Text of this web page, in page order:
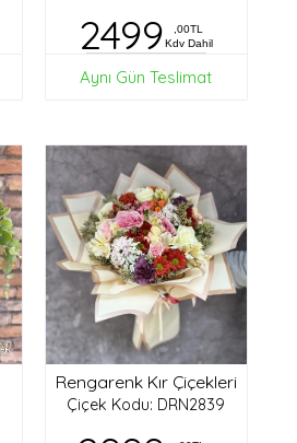
2499
,00TL
Kdv Dahil
Aynı Gün Teslimat
Rengarenk Kır Çiçekleri
Çiçek Kodu: DRN2839